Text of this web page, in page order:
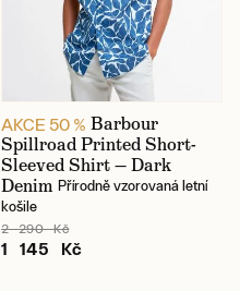
AKCE 50 % Barbour
Spillroad Printed Short-
Sleeved Shirt — Dark
Denim Přírodně vzorovaná letní
košile
2 290 Kč
1 145 Kč